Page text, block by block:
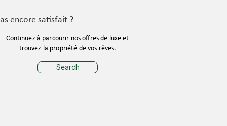
encore satisfait ?
Continuez à parcourir nos offres de luxe et
trouvez la propriété de vos rêves.
Search